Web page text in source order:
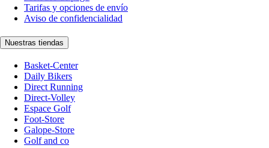
Tarifas y opciones de envío
Aviso de confidencialidad
Nuestras tiendas
Basket-Center
Daily Bikers
Direct Running
Direct-Volley
Espace Golf
Foot-Store
Galope-Store
Golf and co